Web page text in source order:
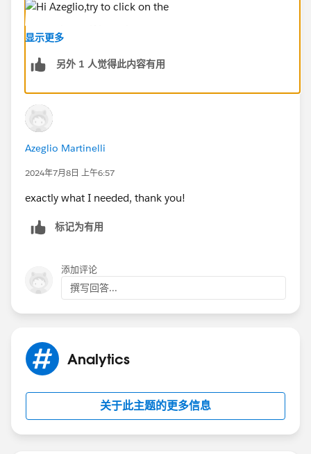
Let me know if it works.
Have a good day!
显示更多
另外 1 人觉得此内容有用
Azeglio Martinelli
2024年7月8日 上午6:57
exactly what I needed, thank you!
标记为有用
添加评论
撰写回答...
Analytics
关于此主题的更多信息